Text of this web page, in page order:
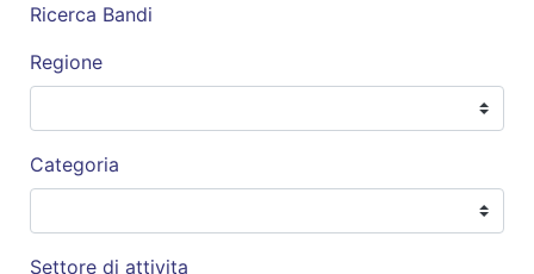
Ricerca Bandi
Regione
Categoria
Settore di attivita